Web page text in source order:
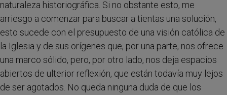
naturaleza historiográfica. Si no obstante esto, me
arriesgo a comenzar para buscar a tientas una solución,
esto sucede con el presupuesto de una visión católica de
la Iglesia y de sus orígenes que, por una parte, nos ofrece
una marco sólido, pero, por otro lado, nos deja espacios
abiertos de ulterior reflexión, que están todavía muy lejos
de ser agotados. No queda ninguna duda de que los